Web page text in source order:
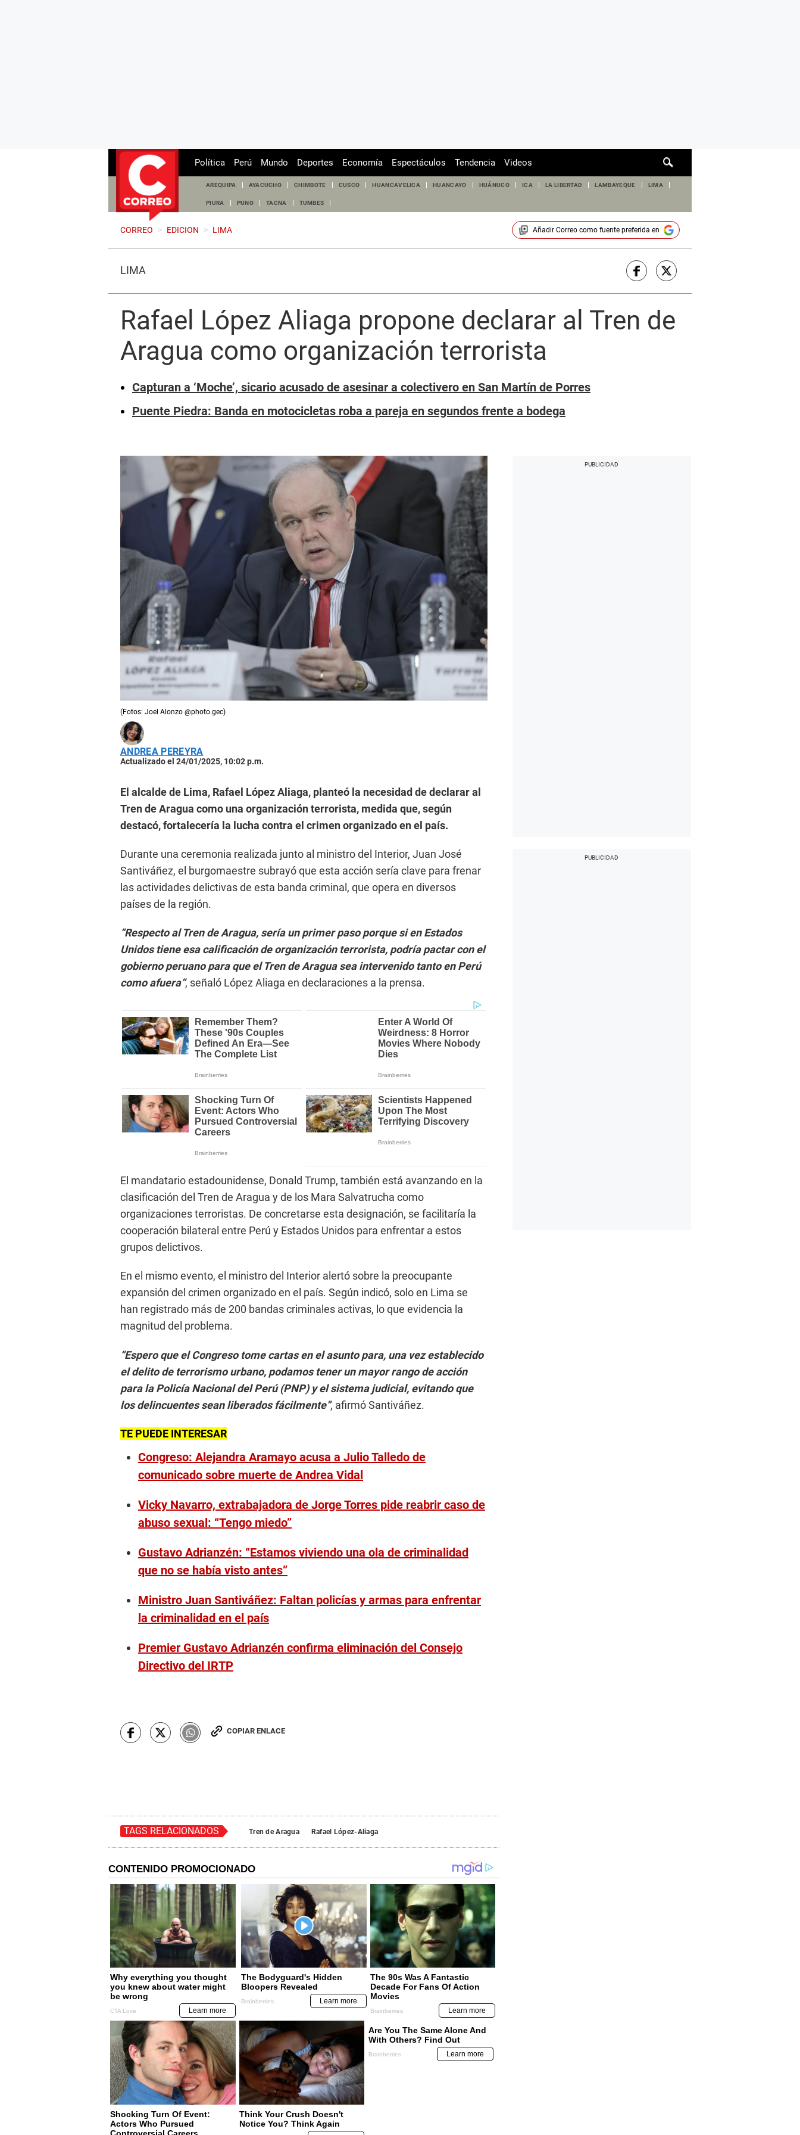
de
Política Perú Mundo Deportes Economía Espectáculos Tendencia Videos
AREQUIPA AYACUCHO CHIMBOTE CUSCO HUANCAVELICA HUANCAYO HUÁNUCO ICA LA LIBERTAD LAMBAYEQUE LIMA
PIURA PUNO TACNA TUMBES
CORREO > EDICION > LIMA Añadir Correocomo fuente preferida en
LIMA
Rafael López Aliaga propone declarar al Tren de
Aragua como organización terrorista
Capturan a ‘Moche’, sicario acusado de asesinar a colectivero en San Martín de Porres
Puente Piedra: Banda en motocicletas roba a pareja en segundos frente a bodega
(Fotos: Joel Alonzo @photo.gec)
ANDREA PEREYRA
Actualizado el 24/01/2025, 10:02 p.m.
El alcalde de Lima, Rafael López Aliaga, planteó la necesidad de declarar al
Tren de Aragua como una organización terrorista, medida que, según
destacó, fortalecería la lucha contra el crimen organizado en el país.
Durante una ceremonia realizada junto al ministro del Interior, Juan José
Santiváñez, el burgomaestre subrayó que esta acción sería clave para frenar
las actividades delictivas de esta banda criminal, que opera en diversos
países de la región.
“Respecto al Tren de Aragua, sería un primer paso porque si en Estados
Unidos tiene esa calificación de organización terrorista, podría pactar con el
gobierno peruano para que el Tren de Aragua sea intervenido tanto en Perú
como afuera”, señaló López Aliaga en declaraciones a la prensa.
El mandatario estadounidense, Donald Trump, también está avanzando en la
clasificación del Tren de Aragua y de los Mara Salvatrucha como
organizaciones terroristas. De concretarse esta designación, se facilitaría la
cooperación bilateral entre Perú y Estados Unidos para enfrentar a estos
grupos delictivos.
En el mismo evento, el ministro del Interior alertó sobre la preocupante
expansión del crimen organizado en el país. Según indicó, solo en Lima se
han registrado más de 200 bandas criminales activas, lo que evidencia la
magnitud del problema.
“Espero que el Congreso tome cartas en el asunto para, una vez establecido
el delito de terrorismo urbano, podamos tener un mayor rango de acción
para la Policía Nacional del Perú (PNP) y el sistema judicial, evitando que
los delincuentes sean liberados fácilmente”, afirmó Santiváñez.
TE PUEDE INTERESAR
Congreso: Alejandra Aramayo acusa a Julio Talledo de
comunicado sobre muerte de Andrea Vidal
Vicky Navarro, extrabajadora de Jorge Torres pide reabrir caso de
abuso sexual: “Tengo miedo”
Gustavo Adrianzén: “Estamos viviendo una ola de criminalidad
que no se había visto antes”
Ministro Juan Santiváñez: Faltan policías y armas para enfrentar
la criminalidad en el país
Premier Gustavo Adrianzén confirma eliminación del Consejo
Directivo del IRTP
COPIAR ENLACE
TAGS RELACIONADOS Tren de Aragua Rafael López-Aliaga